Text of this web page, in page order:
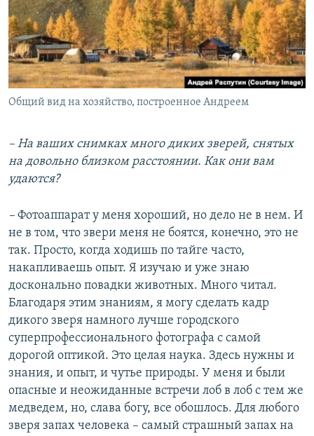
Общий вид на хозяйство, построенное Андреем
– На ваших снимках много диких зверей, снятых
на довольно близком расстоянии. Как они вам
удаются?
– Фотоаппарат у меня хороший, но дело не в нем. И
не в том, что звери меня не боятся, конечно, это не
так. Просто, когда ходишь по тайге часто,
накапливаешь опыт. Я изучаю и уже знаю
досконально повадки животных. Много читал.
Благодаря этим знаниям, я могу сделать кадр
дикого зверя намного лучше городского
суперпрофессионального фотографа с самой
дорогой оптикой. Это целая наука. Здесь нужны и
знания, и опыт, и чутье природы. У меня и были
опасные и неожиданные встречи лоб в лоб с тем же
медведем, но, слава богу, все обошлось. Для любого
зверя запах человека – самый страшный запах на